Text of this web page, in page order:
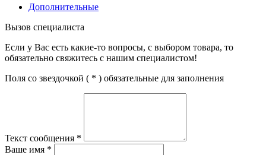
Дополнительные
Вызов специалиста
Если у Вас есть какие-то вопросы, с выбором товара, то
обязательно свяжитесь с нашим специалистом!
Поля со звездочкой ( * ) обязательные для заполнения
Текст сообщения *
Ваше имя *